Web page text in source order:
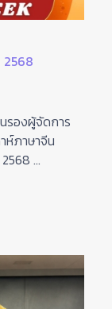
2568
รองผู้จัดการ
ห์ภาษาจีน
...